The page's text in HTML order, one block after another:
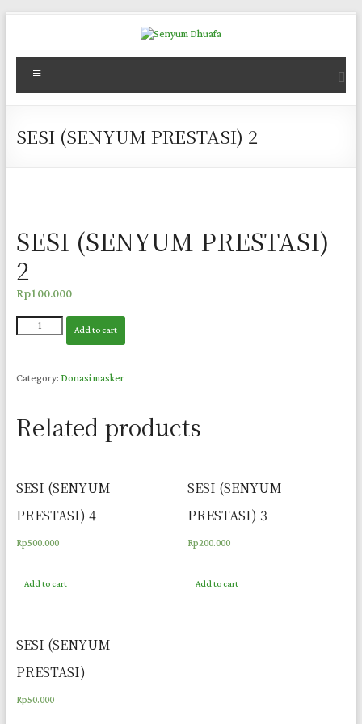
Senyum
Dhuafa
mereka,
SESI (SENYUM PRESTASI) 2
SESI (SENYUM PRESTASI)
2
Rp100.000
(SENYUM
2
quantity
Add to cart
Category:Donasi masker
Related products
SESI (SENYUM
PRESTASI) 4
Rp500.000
Add to cart
SESI (SENYUM
PRESTASI) 3
Rp200.000
Add to cart
SESI (SENYUM
PRESTASI)
Rp50.000